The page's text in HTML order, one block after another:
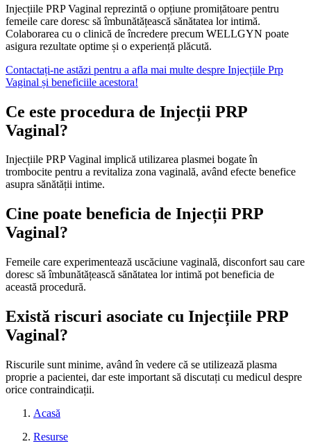
Injecțiile PRP Vaginal reprezintă o opțiune promițătoare pentru
femeile care doresc să îmbunătățească sănătatea lor intimă.
Colaborarea cu o clinică de încredere precum WELLGYN poate
asigura rezultate optime și o experiență plăcută.
Contactați-ne astăzi pentru a afla mai multe despre Injecțiile Prp
Vaginal și beneficiile acestora!
Ce este procedura de Injecții PRP
Vaginal?
Injecțiile PRP Vaginal implică utilizarea plasmei bogate în
trombocite pentru a revitaliza zona vaginală, având efecte benefice
asupra sănătății intime.
Cine poate beneficia de Injecții PRP
Vaginal?
Femeile care experimentează uscăciune vaginală, disconfort sau care
doresc să îmbunătățească sănătatea lor intimă pot beneficia de
această procedură.
Există riscuri asociate cu Injecțiile PRP
Vaginal?
Riscurile sunt minime, având în vedere că se utilizează plasma
proprie a pacientei, dar este important să discutați cu medicul despre
orice contraindicații.
Acasă
Resurse